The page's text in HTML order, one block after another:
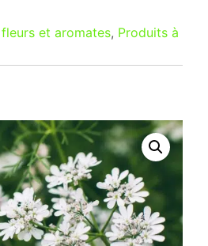
et aromates, Produits à